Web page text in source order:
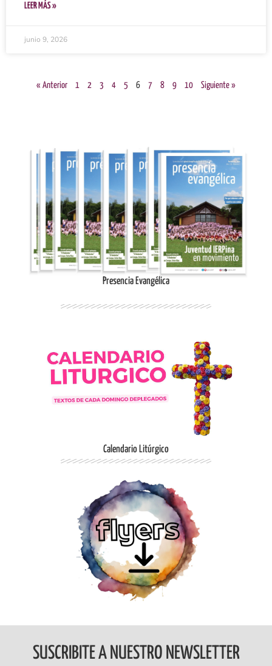
LEER MÁS »
junio 9, 2026
« Anterior 1 2 3 4 5 6 7 8 9 10 Siguiente »
Ingresar
Presencia Evangélica
Ingresar
Calendario Litúrgico
Ingresar
SUSCRIBITE A NUESTRO NEWSLETTER